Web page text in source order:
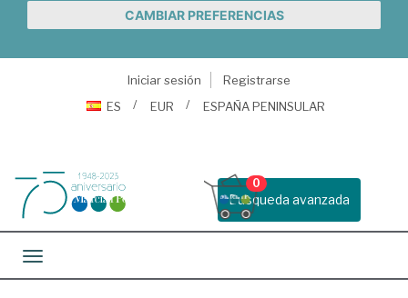
CAMBIAR PREFERENCIAS
Iniciar sesión
Registrarse
ES
EUR ESPAÑA PENINSULAR
Busqueda avanzada
0
Toggle navigation